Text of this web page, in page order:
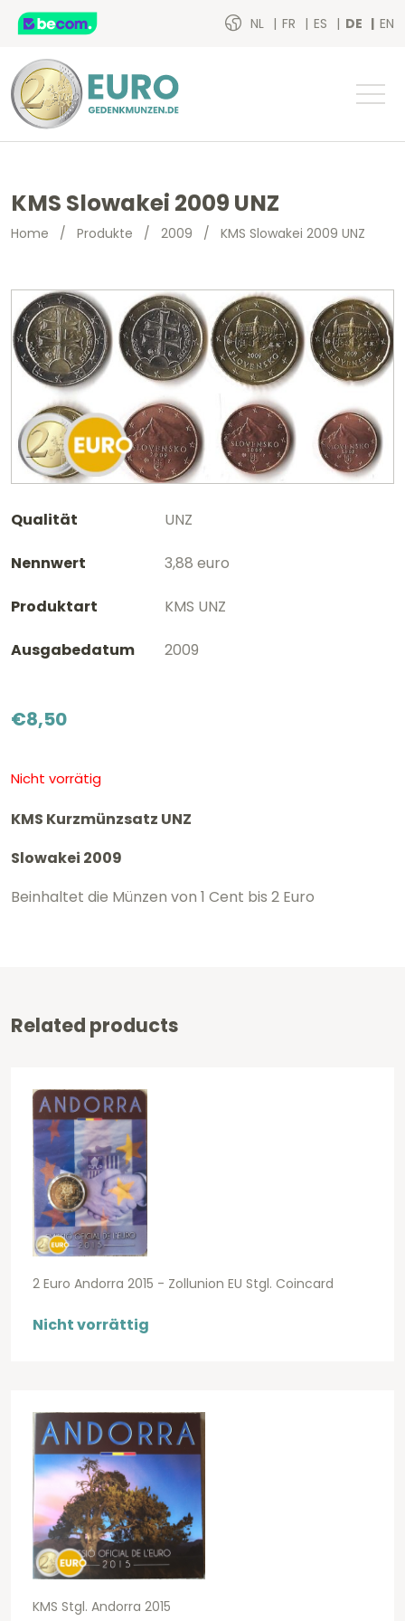
NL FR ES DE EN
KMS Slowakei 2009 UNZ
Home / Produkte / 2009 / KMS Slowakei 2009 UNZ
Qualität UNZ
Nennwert 3,88 euro
Produktart KMS UNZ
Ausgabedatum 2009
€8,50
Nicht vorrätig
KMS Kurzmünzsatz UNZ
Slowakei 2009
Beinhaltet die Münzen von 1 Cent bis 2 Euro
Related products
2 Euro Andorra 2015 - Zollunion EU Stgl. Coincard
Nicht vorrättig
KMS Stgl. Andorra 2015